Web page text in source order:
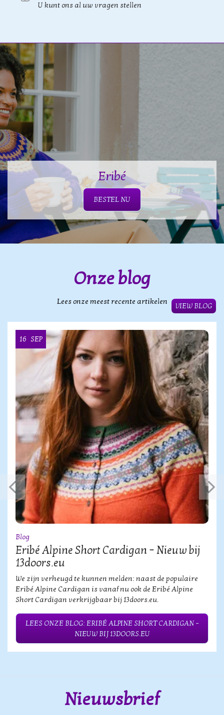
U kunt ons al uw vragen stellen
Eribé
BESTEL NU
Onze blog
Lees onze meest recente artikelen
VIEW BLOG
16 SEP
Blog
Eribé Alpine Short Cardigan – Nieuw bij
13doors.eu
We zijn verheugd te kunnen melden: naast de populaire
Eribé Alpine Cardigan is vanaf nu ook de Eribé Alpine
Short Cardigan verkrijgbaar bij 13doors.eu.
LEES ONZE BLOG: ERIBÉ ALPINE SHORT CARDIGAN –
NIEUW BIJ 13DOORS.EU
Nieuwsbrief